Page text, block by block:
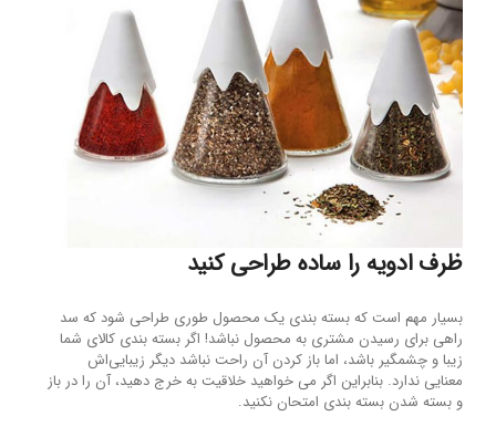
ظرف ادویه را ساده طراحی کنید
بسیار مهم است که بسته بندی یک محصول طوری طراحی شود که سد
راهی برای رسیدن مشتری به محصول نباشد! اگر بسته بندی کالای شما
زیبا و چشمگیر باشد، اما باز کردن آن راحت نباشد دیگر زیبایی‌اش
معنایی ندارد. بنابراین اگر می خواهید خلاقیت به خرج دهید، آن را در باز
و بسته شدن بسته بندی امتحان نکنید.